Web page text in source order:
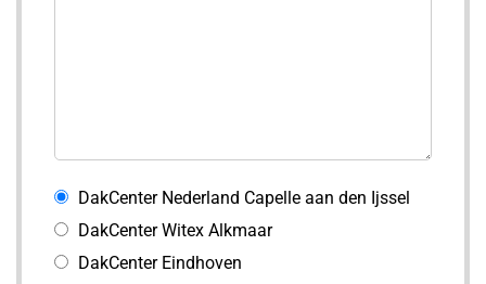
DakCenter Nederland Capelle aan den Ijssel
DakCenter Witex Alkmaar
DakCenter Eindhoven